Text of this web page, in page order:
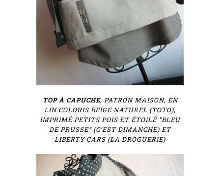
TOP À CAPUCHE, PATRON MAISON, EN
LIN COLORIS BEIGE NATUREL (TOTO),
IMPRIMÉ PETITS POIS ET ÉTOILÉ “BLEU
DE PRUSSE” (C’EST DIMANCHE) ET
LIBERTY CARS (LA DROGUERIE)